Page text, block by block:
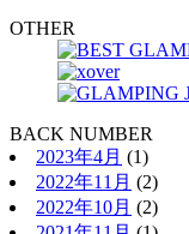
OTHER
BACK NUMBER
2023年4月 (1)
2022年11月 (2)
2022年10月 (2)